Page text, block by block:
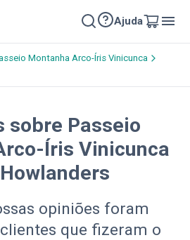
Ajuda
Montanha Arco-Íris Vinicunca
sobre Passeio
Íris Vinicunca
opiniões foram
que fizeram o